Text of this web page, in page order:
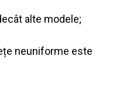
alte modele;
neuniforme este